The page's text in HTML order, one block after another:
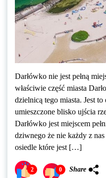
Darłówko nie jest pełną
właściwie część miasta
dzielnicą tego miasta. Jest
umieszczone blisko ujścia
Darłówko jest miejscem
dziwnego że nie każdy z nas
osiedle które jest […]
2 0 Share